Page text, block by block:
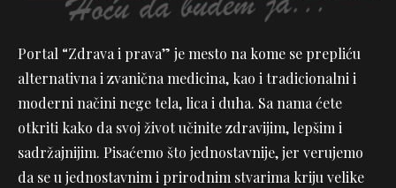
Portal “Zdrava i prava” je mesto na kome se prepliću
alternativna i zvanična medicina, kao i tradicionalni i
moderni načini nege tela, lica i duha. Sa nama ćete
otkriti kako da svoj život učinite zdravijim, lepšim i
sadržajnijim. Pisaćemo što jednostavnije, jer verujemo
da se u jednostavnim i prirodnim stvarima kriju velike